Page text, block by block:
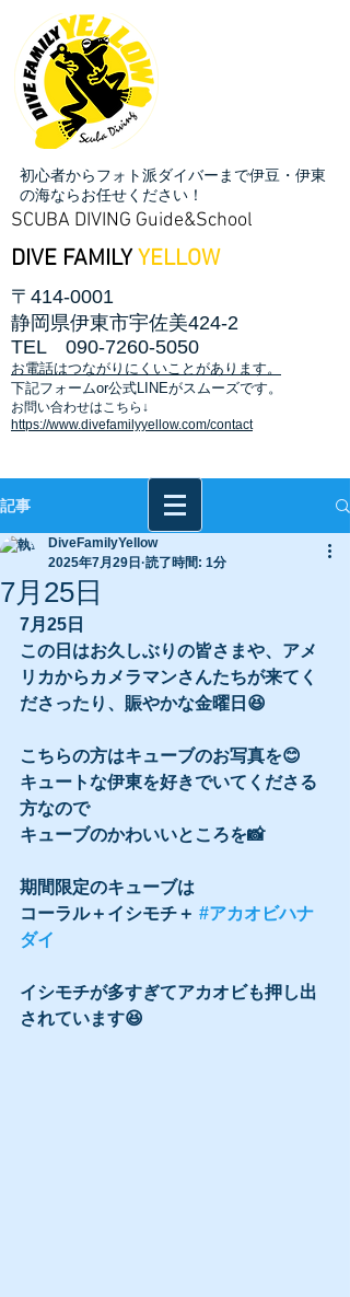
初心者からフォト派ダイバーまで伊豆・伊東
の海ならお任せください！
SCUBA DIVING Guide&School
DIVE FAMILY YELLOW
〒414-0001
静岡県伊東市宇佐美424-2
TEL 090-7260-5050
お電話はつながりにくいことがあります。
​下記フォームor公式LINEがスムーズです。
お問い合わせはこちら↓
https://www.divefamilyyellow.com/contact
記事
7月25日
DiveFamilyYellow
2025年7月29日 読了時間: 1分
7月25日
この日はお久しぶりの皆さまや、アメ
リカからカメラマンさんたちが来てく
ださったり、賑やかな金曜日😆
こちらの方はキューブのお写真を😊
キュートな伊東を好きでいてくださる
方なので
キューブのかわいいところを📸
期間限定のキューブは
コーラル＋イシモチ＋ #アカオビハナ
ダイ
イシモチが多すぎてアカオビも押し出
されています😆